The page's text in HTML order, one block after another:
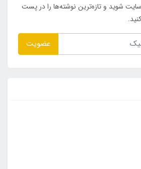
شوید و تازه‌ترین نوشته‌ها را در پست
عضویت